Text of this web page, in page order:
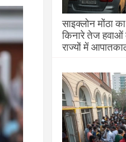
साइक्लोन मोंठा
किनारे तेज हवाओं
राज्यों में